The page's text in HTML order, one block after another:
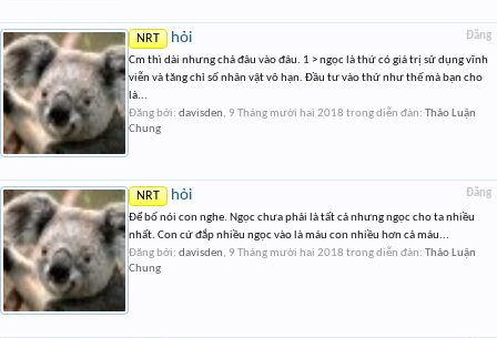
Đăng
NRT hỏi
Cm thì dài nhưng chả đâu vào đâu. 1 > ngọc là thứ có giá trị sử dụng vĩnh
viễn và tăng chỉ số nhân vật vô hạn. Đầu tư vào thứ như thế mà bạn cho
là...
Đăng bởi: davisden, 9 Tháng mười hai 2018 trong diễn đàn: Thảo Luận
Chung
Đăng
NRT hỏi
Để bố nói con nghe. Ngọc chưa phải là tất cả nhưng ngọc cho ta nhiều
nhất. Con cứ đắp nhiều ngọc vào là máu con nhiều hơn cả máu...
Đăng bởi: davisden, 9 Tháng mười hai 2018 trong diễn đàn: Thảo Luận
Chung